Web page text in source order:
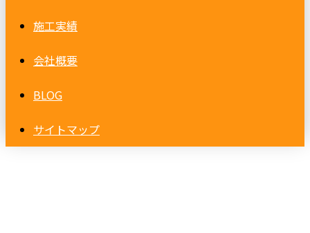
施工実績
会社概要
BLOG
サイトマップ